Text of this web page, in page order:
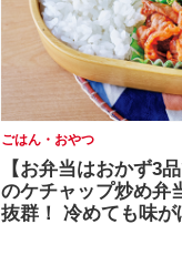
ごはん・おやつ
【お弁当はおかず3
のケチャップ炒め弁
抜群！ 冷めても味が